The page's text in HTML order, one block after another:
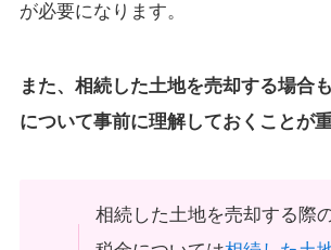
が必要になります。
また、相続した土地を売却する場合
について事前に理解しておくことが重
相続した土地を売却する際